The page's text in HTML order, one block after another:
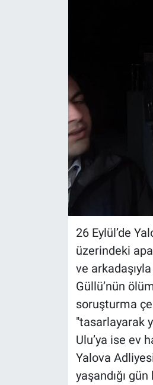
26 Eylül’de
üzerindeki
ve
Güllü’nün
soruşturma
"tasarlayarak
Ulu’ya ise ev
Yalova
yaşandığı